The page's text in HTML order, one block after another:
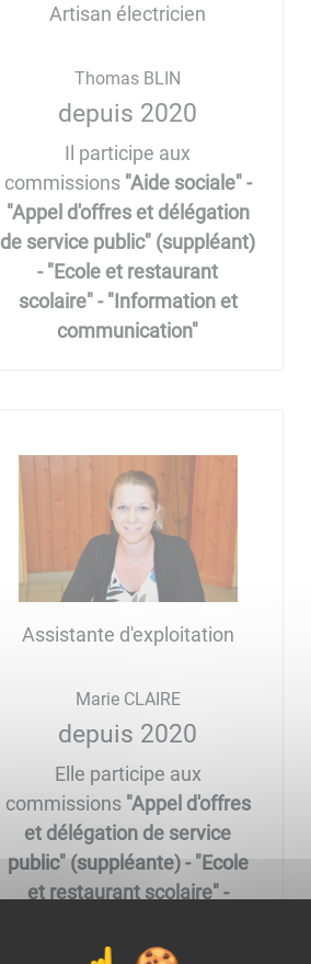
Artisan électricien
Thomas BLIN
depuis 2020
Il participe aux
commissions"Aide sociale" -
"Appel d'offres et délégation
de service public" (suppléant)
- "Ecole et restaurant
scolaire" - "Information et
communication"
Assistante d'exploitation
Marie CLAIRE
depuis 2020
Elle participe aux
commissions"Appel d'offres
et délégation de service
public" (suppléante) - "Ecole
et restaurant scolaire" -
communication" - "Voirie,